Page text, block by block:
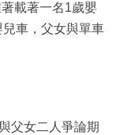
載著一名1歲嬰
車，父女與單車
父女二人爭論期